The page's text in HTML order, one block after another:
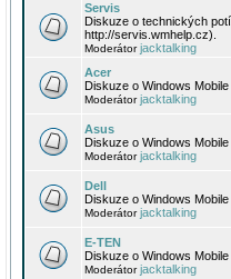
Servis
Diskuze o technických
http://servis.wmhelp.cz).
Moderátorjacktalking
Acer
Diskuze o Windows
Moderátorjacktalking
Asus
Diskuze o Windows
Moderátorjacktalking
Dell
Diskuze o Windows
Moderátorjacktalking
E-TEN
Diskuze o Windows
Moderátorjacktalking